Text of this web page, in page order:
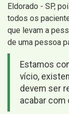
Eldorado - SP,
todos os
que levam a
de uma pessoa
Estamos
vício,
devem ser
acabar com